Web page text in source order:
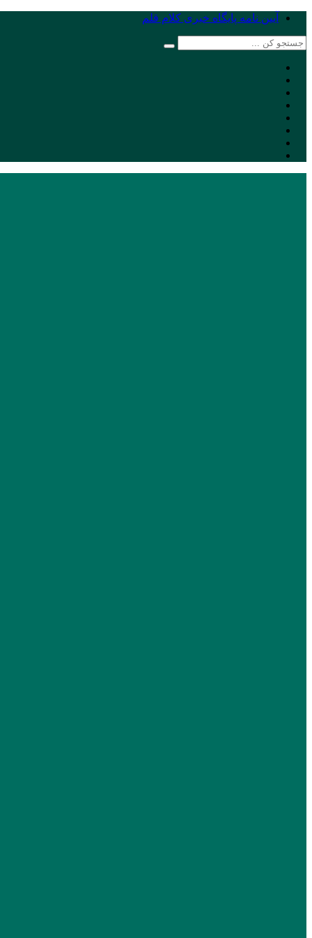
آیین نامه پایگاه خبری کلام قلم